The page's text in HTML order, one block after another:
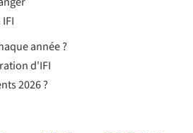
année ?
d'IFI
2026 ?